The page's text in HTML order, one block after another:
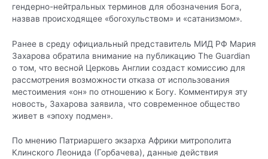
гендерно-нейтральных терминов для обозначения Бога,
назвав происходящее «богохульством» и «сатанизмом».
Ранее в среду официальный представитель МИД РФ Мария
Захарова обратила внимание на публикацию The Guardian
о том, что весной Церковь Англии создаст комиссию для
рассмотрения возможности отказа от использования
местоимения «он» по отношению к Богу. Комментируя эту
новость, Захарова заявила, что современное общество
живет в «эпоху подмен».
По мнению Патриаршего экзарха Африки митрополита
Клинского Леонида (Горбачева), данные действия